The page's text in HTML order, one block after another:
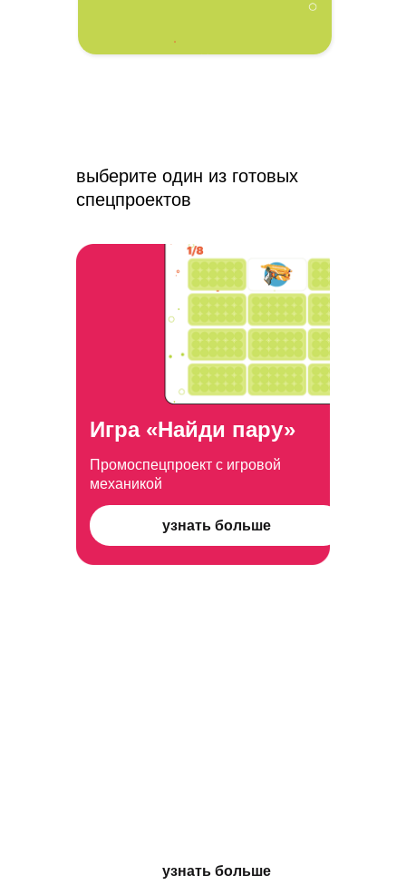
выберите один из готовых
спецпроектов
Игра «Найди пару»
Промоспецпроект с игровой
механикой
узнать больше
узнать больше